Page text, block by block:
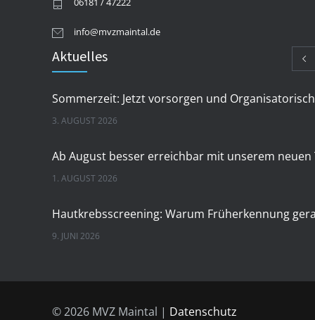
info@mvzmaintal.de
Aktuelles
3. AUGUST 2026
1. AUGUST 2026
9. JUNI 2026
© 2026 MVZ Maintal | Datenschutz